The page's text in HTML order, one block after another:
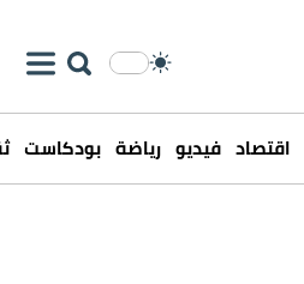
اقتصاد فيديو رياضة بودكاست